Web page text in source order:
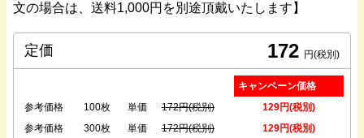
文の場合は、送料1,000円を別途頂戴いたします】
定価 172 円(税別)
キャンペーン価格
参考価格
100枚 単価 172円(税別)
129円(税別)
参考価格
300枚 単価 172円(税別) 129円(税別)